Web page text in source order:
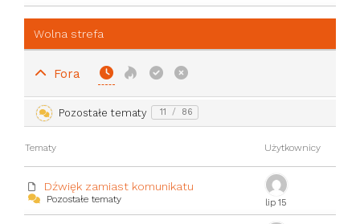
Wolna strefa
Fora
Pozostałe tematy 11 / 86
Tematy Użytkownicy
Dźwięk zamiast komunikatu
Pozostałe tematy lip 15